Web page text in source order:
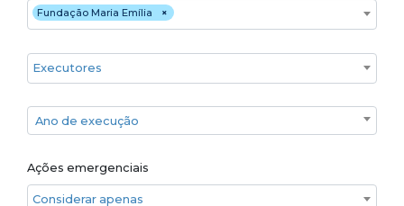
Financiadores ×
Fundação Maria Emília
Executores
Ano de execução
Ano de execução
Ações emergenciais
Considerar apenas ações emergenciais